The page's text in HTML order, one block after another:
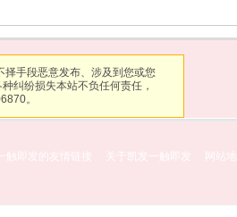
择手段恶意发布、涉及到您或您
纠纷损失本站不负任何责任，
。
触即发的友情链接